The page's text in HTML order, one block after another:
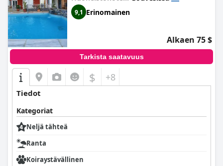
9,1 Erinomainen
Alkaen 75 $
Tarkista saatavuus
$ +8
Tiedot
Kategoriat
Neljä tähteä
Ranta
Koiraystävällinen